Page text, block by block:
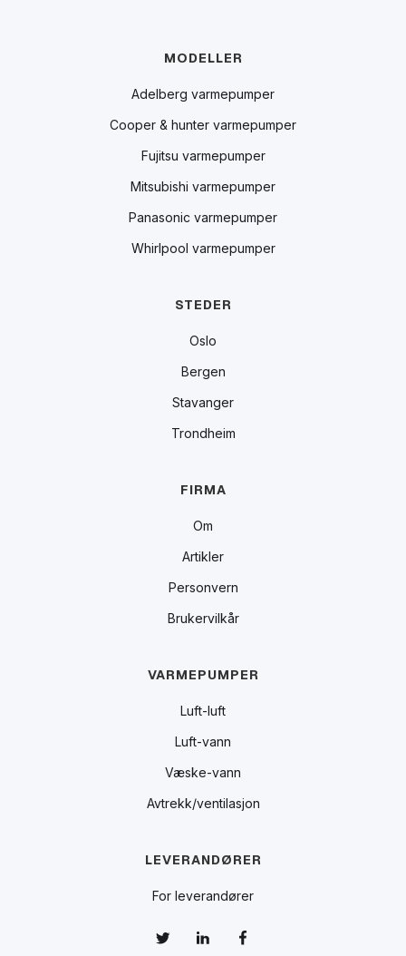
MODELLER
Adelberg varmepumper
Cooper & hunter varmepumper
Fujitsu varmepumper
Mitsubishi varmepumper
Panasonic varmepumper
Whirlpool varmepumper
STEDER
Oslo
Bergen
Stavanger
Trondheim
FIRMA
Om
Artikler
Personvern
Brukervilkår
VARMEPUMPER
Luft-luft
Luft-vann
Væske-vann
Avtrekk/ventilasjon
LEVERANDØRER
For leverandører